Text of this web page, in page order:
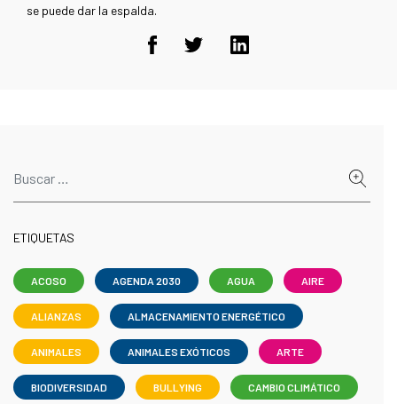
se puede dar la espalda.
ETIQUETAS
ACOSO AGENDA 2030 AGUA AIRE
ALIANZAS ALMACENAMIENTO ENERGÉTICO
ANIMALES ANIMALES EXÓTICOS ARTE
BIODIVERSIDAD BULLYING CAMBIO CLIMÁTICO